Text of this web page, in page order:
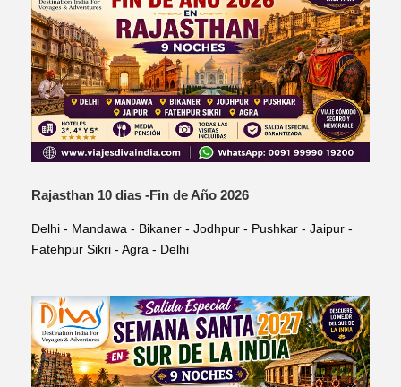
Rajasthan 10 dias -Fin de Año 2026
Delhi - Mandawa - Bikaner - Jodhpur - Pushkar - Jaipur -
Fatehpur Sikri - Agra - Delhi